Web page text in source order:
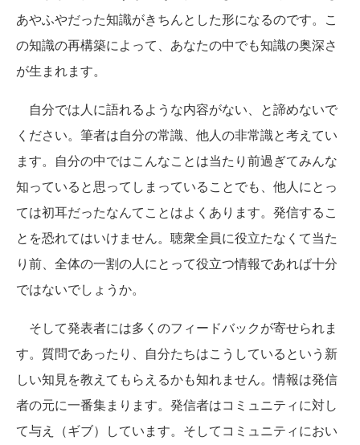
あやふやだった知識がきちんとした形になるのです。こ
の知識の再構築によって、あなたの中でも知識の奥深さ
が生まれます。
自分では人に語れるような内容がない、と諦めないで
ください。筆者は自分の常識、他人の非常識と考えてい
ます。自分の中ではこんなことは当たり前過ぎてみんな
知っていると思ってしまっていることでも、他人にとっ
ては初耳だったなんてことはよくあります。発信するこ
とを恐れてはいけません。聴衆全員に役立たなくて当た
り前、全体の一割の人にとって役立つ情報であれば十分
ではないでしょうか。
そして発表者には多くのフィードバックが寄せられま
す。質問であったり、自分たちはこうしているという新
しい知見を教えてもらえるかも知れません。情報は発信
者の元に一番集まります。発信者はコミュニティに対し
て与え（ギブ）しています。そしてコミュニティにおい